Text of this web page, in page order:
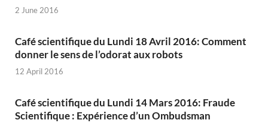
2 June 2016
Café scientifique du Lundi 18 Avril 2016: Comment
donner le sens de l’odorat aux robots
12 April 2016
Café scientifique du Lundi 14 Mars 2016: Fraude
Scientifique : Expérience d’un Ombudsman